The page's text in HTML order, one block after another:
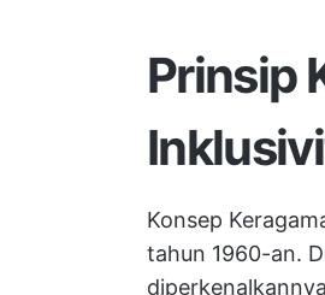
Prinsip
Konsep
tahun 1960-an.